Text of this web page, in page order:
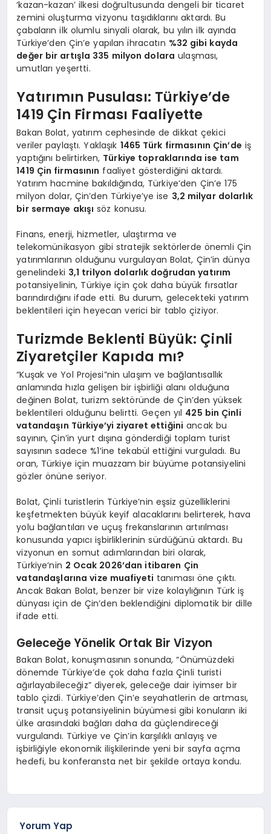
‘kazan-kazan’ ilkesi doğrultusunda dengeli bir ticaret
zemini oluşturma vizyonu taşıdıklarını aktardı. Bu
çabaların ilk olumlu sinyali olarak, bu yılın ilk ayında
Türkiye’den Çin’e yapılan ihracatın %32 gibi kayda
değer bir artışla 335 milyon dolara ulaşması,
umutları yeşertti.
Yatırımın Pusulası: Türkiye’de
1419 Çin Firması Faaliyette
Bakan Bolat, yatırım cephesinde de dikkat çekici
veriler paylaştı. Yaklaşık 1465 Türk firmasının Çin’de iş
yaptığını belirtirken, Türkiye topraklarında ise tam
1419 Çin firmasının faaliyet gösterdiğini aktardı.
Yatırım hacmine bakıldığında, Türkiye’den Çin’e 175
milyon dolar, Çin’den Türkiye’ye ise 3,2 milyar dolarlık
bir sermaye akışı söz konusu.
Finans, enerji, hizmetler, ulaştırma ve
telekomünikasyon gibi stratejik sektörlerde önemli Çin
yatırımlarının olduğunu vurgulayan Bolat, Çin’in dünya
genelindeki 3,1 trilyon dolarlık doğrudan yatırım
potansiyelinin, Türkiye için çok daha büyük fırsatlar
barındırdığını ifade etti. Bu durum, gelecekteki yatırım
beklentileri için heyecan verici bir tablo çiziyor.
Turizmde Beklenti Büyük: Çinli
Ziyaretçiler Kapıda mı?
“Kuşak ve Yol Projesi”nin ulaşım ve bağlantısallık
anlamında hızla gelişen bir işbirliği alanı olduğuna
değinen Bolat, turizm sektöründe de Çin’den yüksek
beklentileri olduğunu belirtti. Geçen yıl 425 bin Çinli
vatandaşın Türkiye’yi ziyaret ettiğini ancak bu
sayının, Çin’in yurt dışına gönderdiği toplam turist
sayısının sadece %1’ine tekabül ettiğini vurguladı. Bu
oran, Türkiye için muazzam bir büyüme potansiyelini
gözler önüne seriyor.
Bolat, Çinli turistlerin Türkiye’nin eşsiz güzelliklerini
keşfetmekten büyük keyif alacaklarını belirterek, hava
yolu bağlantıları ve uçuş frekanslarının artırılması
konusunda yapıcı işbirliklerinin sürdüğünü aktardı. Bu
vizyonun en somut adımlarından biri olarak,
Türkiye’nin 2 Ocak 2026’dan itibaren Çin
vatandaşlarına vize muafiyeti tanıması öne çıktı.
Ancak Bakan Bolat, benzer bir vize kolaylığının Türk iş
dünyası için de Çin’den beklendiğini diplomatik bir dille
ifade etti.
Geleceğe Yönelik Ortak Bir Vizyon
Bakan Bolat, konuşmasının sonunda, “Önümüzdeki
dönemde Türkiye’de çok daha fazla Çinli turisti
ağırlayabileceğiz” diyerek, geleceğe dair iyimser bir
tablo çizdi. Türkiye’den Çin’e seyahatlerin de artması,
transit uçuş potansiyelinin büyümesi gibi konuların iki
ülke arasındaki bağları daha da güçlendireceği
vurgulandı. Türkiye ve Çin’in karşılıklı anlayış ve
işbirliğiyle ekonomik ilişkilerinde yeni bir sayfa açma
hedefi, bu konferansta net bir şekilde ortaya kondu.
Yorum Yap